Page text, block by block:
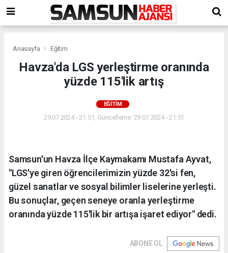
Anasayfa Eğitim
Havza'da LGS yerleştirme oranında
yüzde 115'lik artış
EĞITIM
29.07.2024 - 21:51, Güncelleme: 29.07.2024 - 21:51
Samsun'un Havza İlçe Kaymakamı Mustafa Ayvat,
"LGS'ye giren öğrencilerimizin yüzde 32'si fen,
güzel sanatlar ve sosyal bilimler liselerine yerleşti.
Bu sonuçlar, geçen seneye oranla yerleştirme
oranında yüzde 115'lik bir artışa işaret ediyor" dedi.
ABONE OL